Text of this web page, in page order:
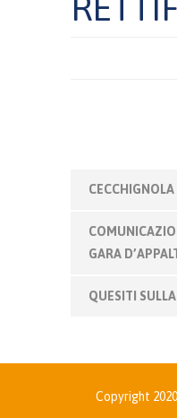
GARA
QUESITI
Copyright